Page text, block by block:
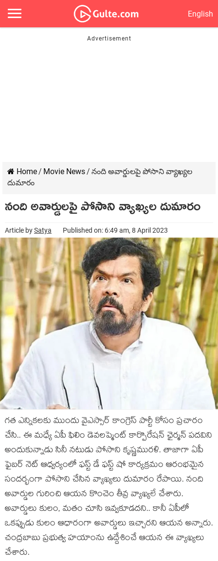
English
Home/ Movie News/ నంది అవార్డుల‌పై పోసాని వ్యాఖ్య‌ల
దుమారం
నంది అవార్డుల‌పై పోసాని వ్యాఖ్య‌ల దుమారం
Article bySatya Published on: 6:49 am, 8 April 2023
గ‌త ఎన్నిక‌ల‌కు ముందు వైఎస్సార్ కాంగ్రెస్ పార్టీ కోసం ప్ర‌చారం
చేసి.. ఈ మ‌ధ్యే ఏపీ ఫిలిం డెవ‌లప్మెంట్ కార్పొరేష‌న్ ఛైర్మ‌న్ ప‌ద‌విని
అందుకున్నాడు సినీ న‌టుడు పోసాని కృష్ణ‌ముర‌ళి. తాజాగా ఏపీ
ఫైబ‌ర్ నెట్ ఆధ్వ‌ర్యంలో ఫ‌స్ట్ డే ఫ‌స్ట్ షో కార్య‌క్ర‌మం ఆరంభమైన
సంద‌ర్భంగా పోసాని చేసిన వ్యాఖ్య‌లు దుమారం రేపాయి. నంది
అవార్డుల గురించి ఆయ‌న కొంచెం తీవ్ర వ్యాఖ్య‌లే చేశారు.
అవార్డులు కులం, మతం చూసి ఇవ్వ‌కూడ‌ద‌ని.. కానీ ఏపీలో
ఒక‌ప్పుడు కులం ఆధారంగా అవార్డులు ఇచ్చార‌ని ఆయ‌న అన్నారు.
చంద్ర‌బాబు ప్ర‌భుత్వ హ‌యాంను ఉద్దేశించే ఆయ‌న ఈ వ్యాఖ్య‌లు
చేశారు.